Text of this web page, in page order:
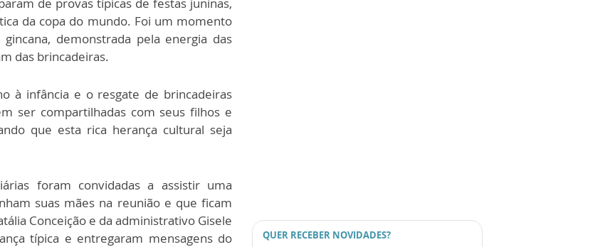
da copa do mundo. Foi um momento
demonstrada pela energia das
das brincadeiras.
à infância e o resgate de brincadeiras
ser compartilhadas com seus filhos e
que esta rica herança cultural seja
foram convidadas a assistir uma
suas mães na reunião e que ficam
Conceição e da administrativo Gisele
típica e entregaram mensagens do
QUER RECEBER NOVIDADES?